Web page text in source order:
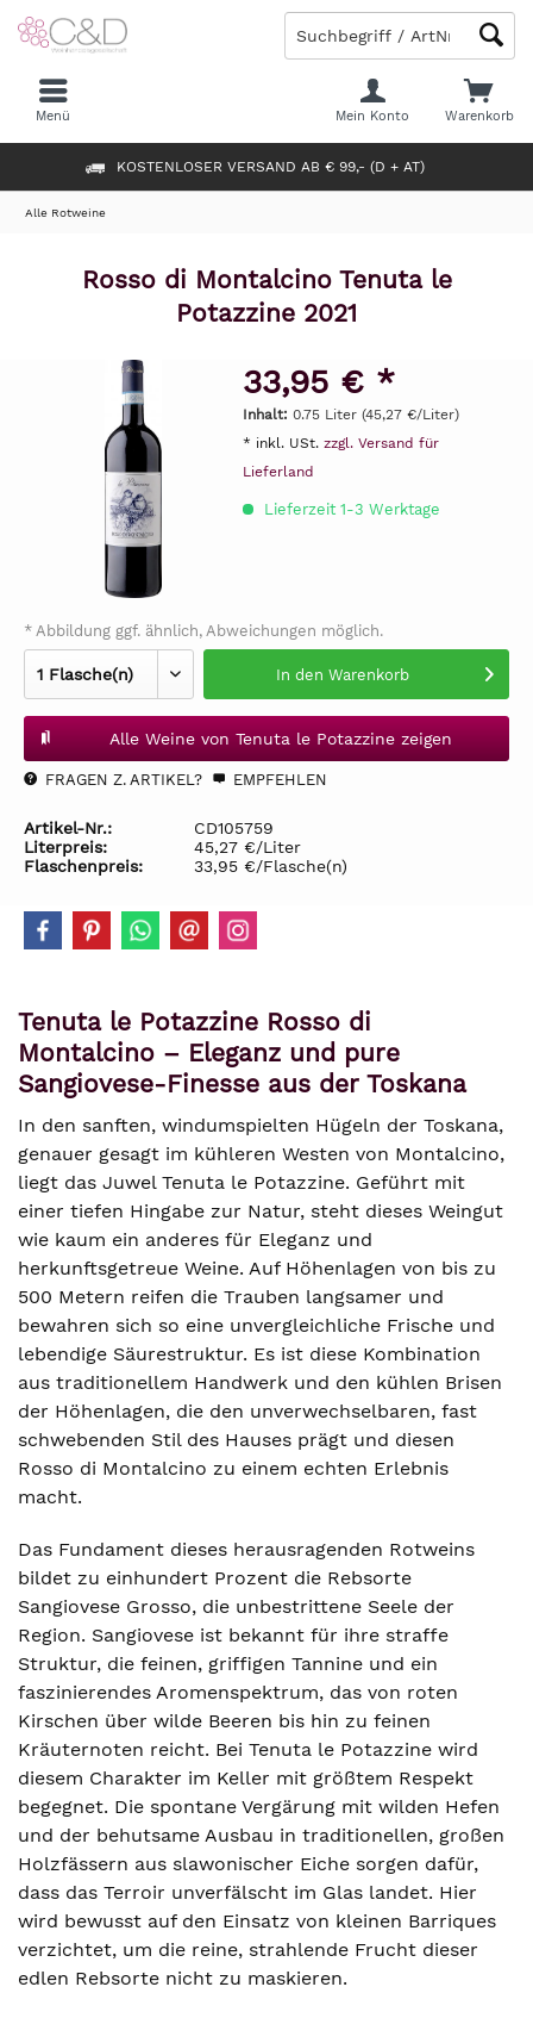
KOSTENLOSER VERSAND AB € 99,- (D + AT)
Warenkorb
Mein Konto
Menü
Alle Rotweine
Rosso di Montalcino Tenuta le
Potazzine 2021
33,95 € *
Inhalt: 0.75 Liter (45,27 €/Liter)
* inkl. USt. zzgl. Versand für
Lieferland
Lieferzeit 1-3 Werktage
* Abbildung ggf. ähnlich, Abweichungen möglich.
In den Warenkorb
Alle Weine von Tenuta le Potazzine zeigen
FRAGEN Z. ARTIKEL? EMPFEHLEN
Artikel-Nr.:
CD105759
Literpreis:
45,27 €/Liter
Flaschenpreis:
33,95 €/Flasche(n)
Tenuta le Potazzine Rosso di
Montalcino – Eleganz und pure
Sangiovese-Finesse aus der Toskana
In den sanften, windumspielten Hügeln der Toskana,
genauer gesagt im kühleren Westen von Montalcino,
liegt das Juwel Tenuta le Potazzine. Geführt mit
einer tiefen Hingabe zur Natur, steht dieses Weingut
wie kaum ein anderes für Eleganz und
herkunftsgetreue Weine. Auf Höhenlagen von bis zu
500 Metern reifen die Trauben langsamer und
bewahren sich so eine unvergleichliche Frische und
lebendige Säurestruktur. Es ist diese Kombination
aus traditionellem Handwerk und den kühlen Brisen
der Höhenlagen, die den unverwechselbaren, fast
schwebenden Stil des Hauses prägt und diesen
Rosso di Montalcino zu einem echten Erlebnis
macht.
Das Fundament dieses herausragenden Rotweins
bildet zu einhundert Prozent die Rebsorte
Sangiovese Grosso, die unbestrittene Seele der
Region. Sangiovese ist bekannt für ihre straffe
Struktur, die feinen, griffigen Tannine und ein
faszinierendes Aromenspektrum, das von roten
Kirschen über wilde Beeren bis hin zu feinen
Kräuternoten reicht. Bei Tenuta le Potazzine wird
diesem Charakter im Keller mit größtem Respekt
begegnet. Die spontane Vergärung mit wilden Hefen
und der behutsame Ausbau in traditionellen, großen
Holzfässern aus slawonischer Eiche sorgen dafür,
dass das Terroir unverfälscht im Glas landet. Hier
wird bewusst auf den Einsatz von kleinen Barriques
verzichtet, um die reine, strahlende Frucht dieser
edlen Rebsorte nicht zu maskieren.